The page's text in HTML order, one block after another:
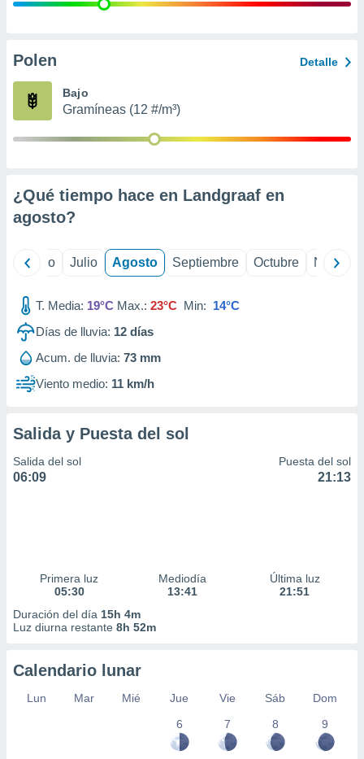
e
publicidad
Polen Detalle
Bajo
Gramíneas (12 #/m³)
¿Qué tiempo hace en Landgraaf en
agosto?
Junio Julio Agosto Septiembre Octubre
T. Media: 19°C Max.: 23°C Min: 14°C
Días de lluvia: 12 días
Acum. de lluvia: 73 mm
Viento medio: 11 km/h
Salida y Puesta del sol
Salida del sol
06:09
Puesta del sol
21:13
Primera luz
05:30
Mediodía
13:41
Última luz
21:51
Duración del día 15h 4m
Luz diurna restante 8h 52m
Calendario lunar
Lun Mar Mié Jue Vie Sáb
Dom
6
7 8 9